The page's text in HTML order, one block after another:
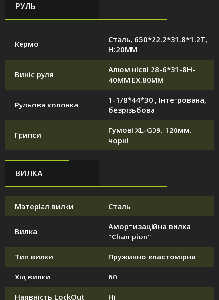
РУЛЬ
Кермо
Сталь, 650*22.2*31.8*1.2T,
H:20MM
Виніс руля
Алюмінієві 28-6*31-8H-
40MM EX.80MM
Рульова колонка
1-1/8*44*30 , Інтегрована,
безрізьбова
Грипси
Гумові XL-G09. 120мм.
чорні
ВИЛКА
Матеріал вилки Сталь
Вилка
Амортизаційна вилка
"Champion"
Тип вилки Пружинно еластомірна
Хід вилки 60
Наявність LockOut Ні